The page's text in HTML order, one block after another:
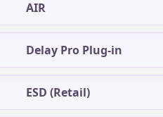
AIR
Delay Pro Plug-in
ESD (Retail)